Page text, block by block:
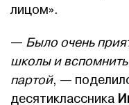
лицом».
— Было очень
школы и
партой, —
десятиклассника